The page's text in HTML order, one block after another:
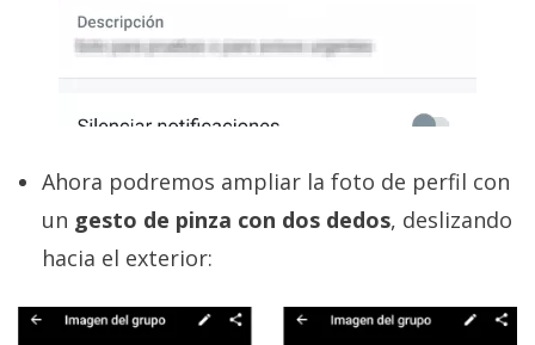
Ahora podremos ampliar la foto de perfil con
un gesto de pinza con dos dedos, deslizando
hacia el exterior: